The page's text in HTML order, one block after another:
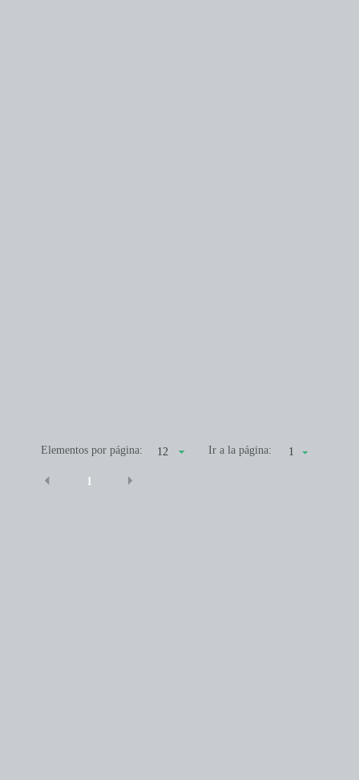
Elementos por página: Ir a la página: 1
1